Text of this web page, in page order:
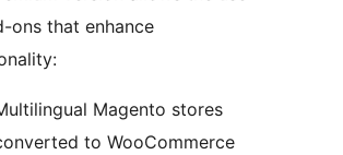
ons that enhance
Magento stores
to WooCommerce